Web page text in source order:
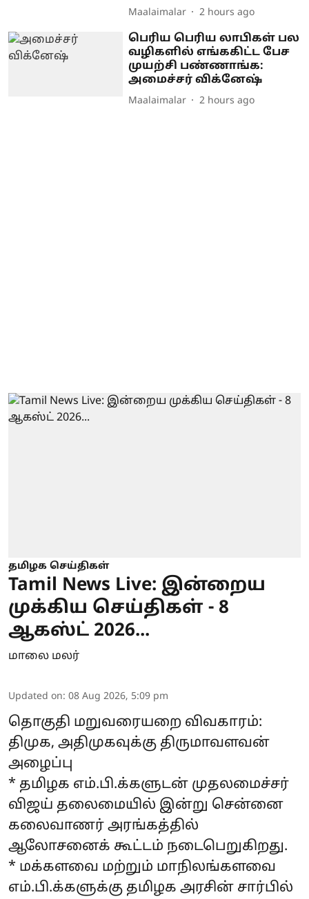
Maalaimalar 2 hours ago
பெரிய பெரிய லாபிகள் பல
வழிகளில் எங்ககிட்ட பேச
முயற்சி பண்ணாங்க:
அமைச்சர் விக்னேஷ்
Maalaimalar 2 hours ago
தமிழக செய்திகள்
Tamil News Live: இன்றைய
முக்கிய செய்திகள் - 8
ஆகஸ்ட் 2026...
மாலை மலர்
Updated on: 08 Aug 2026, 5:09 pm
தொகுதி மறுவரையறை விவகாரம்:
திமுக, அதிமுகவுக்கு திருமாவளவன்
அழைப்பு
* தமிழக எம்.பி.க்களுடன் முதலமைச்சர்
விஜய் தலைமையில் இன்று சென்னை
கலைவாணர் அரங்கத்தில்
ஆலோசனைக் கூட்டம் நடைபெறுகிறது.
* மக்களவை மற்றும் மாநிலங்களவை
எம்.பி.க்களுக்கு தமிழக அரசின் சார்பில்